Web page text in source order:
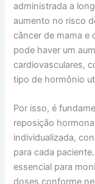
administrada a
aumento no risco
câncer de mama e
pode haver um
cardiovasculares,
tipo de hormônio
Por isso, é
reposição
individualizada,
para cada
essencial para